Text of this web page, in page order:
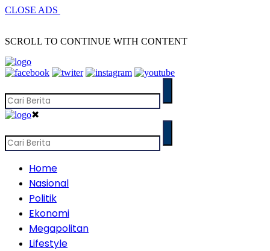
CLOSE ADS
SCROLL TO CONTINUE WITH CONTENT
✖
Home
Nasional
Politik
Ekonomi
Megapolitan
Lifestyle